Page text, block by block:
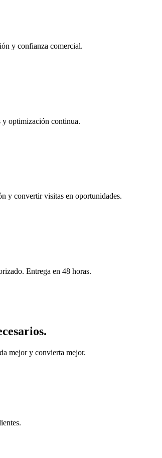
y confianza comercial.
y optimización continua.
y convertir visitas en oportunidades.
Entrega en 48 horas.
mejor y convierta mejor.